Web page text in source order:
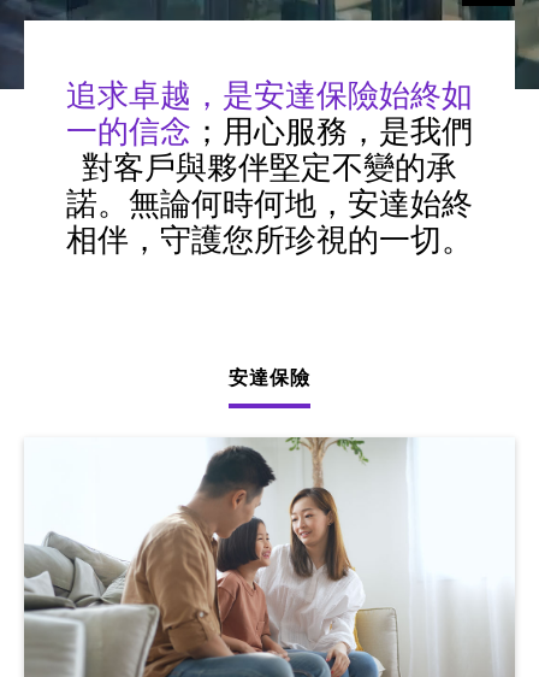
追求卓越，是安達保險始終如
一的信念 ；用心服務，是我們
對客戶與夥伴堅定不變的承
諾。無論何時何地，安達始終
相伴，守護您所珍視的一切。
安達保險